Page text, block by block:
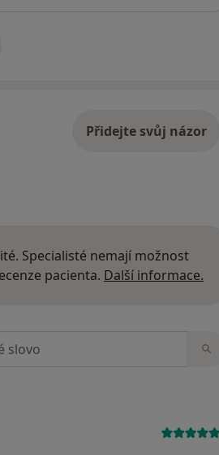
Přidejte svůj názor
Specialisté nemají možnost
pacienta. Další informace.